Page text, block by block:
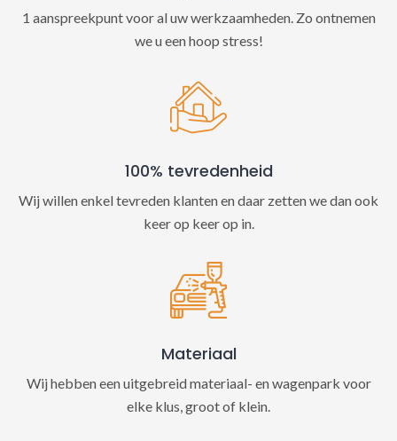
1 aanspreekpunt voor al uw werkzaamheden. Zo ontnemen
we u een hoop stress!
100% tevredenheid
Wij willen enkel tevreden klanten en daar zetten we dan ook
keer op keer op in.
Materiaal
Wij hebben een uitgebreid materiaal- en wagenpark voor
elke klus, groot of klein.